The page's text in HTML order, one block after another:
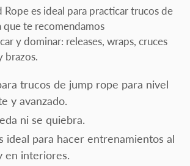
Rope es ideal para practicar trucos de
que te recomendamos
y dominar: releases, wraps, cruces
brazos.
trucos de jump rope para nivel
y avanzado.
ni se quiebra.
ideal para hacer entrenamientos al
en interiores.